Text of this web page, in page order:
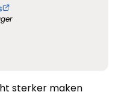
sterker maken